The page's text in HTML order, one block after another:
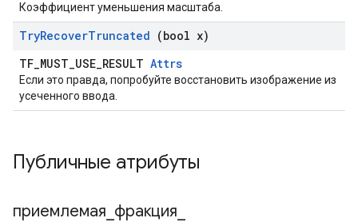
Коэффициент уменьшения масштаба.
TryRecoverTruncated (bool x)
TF_MUST_USE_RESULT Attrs
Если это правда, попробуйте восстановить изображение из
усеченного ввода.
Публичные атрибуты
приемлемая фракция